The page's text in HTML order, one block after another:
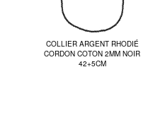
COLLIER ARGENT RHODIÉ
CORDON COTON 2MM NOIR
42+5CM